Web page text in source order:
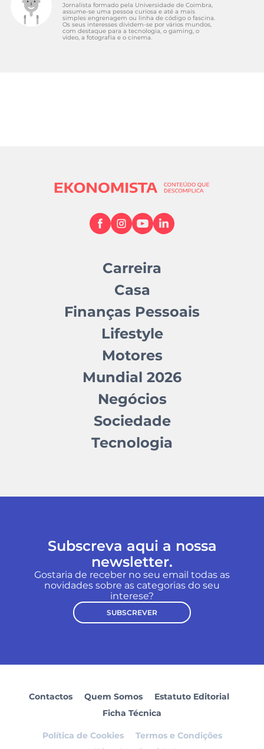
Jornalista formado pela Universidade de Coimbra,
assume-se uma pessoa curiosa e até a mais
simples engrenagem ou linha de código o fascina.
Os seus interesses dividem-se por vários mundos,
com destaque para a tecnologia, o gaming, o
vídeo, a fotografia e o cinema.
Carreira
Casa
Finanças Pessoais
Lifestyle
Motores
Mundial 2026
Negócios
Sociedade
Tecnologia
Subscreva aqui a nossa
newsletter.
Gostaria de receber no seu email todas as
novidades sobre as categorias do seu
interese?
SUBSCREVER
Contactos Quem Somos
Estatuto Editorial
Ficha Técnica
Política de Cookies
Termos e Condições